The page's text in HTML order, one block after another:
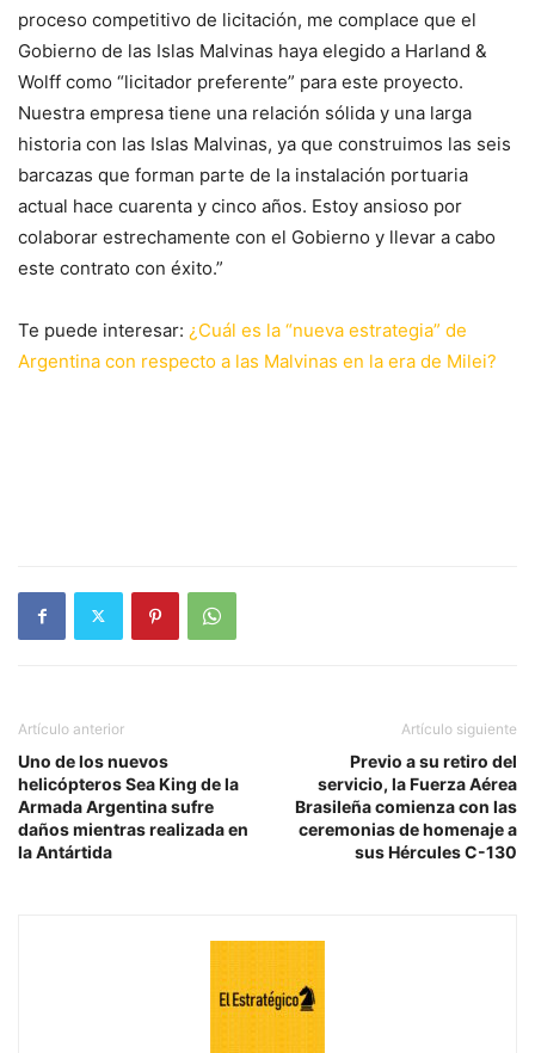
proceso competitivo de licitación, me complace que el
Gobierno de las Islas Malvinas haya elegido a Harland &
Wolff como “licitador preferente” para este proyecto.
Nuestra empresa tiene una relación sólida y una larga
historia con las Islas Malvinas, ya que construimos las seis
barcazas que forman parte de la instalación portuaria
actual hace cuarenta y cinco años. Estoy ansioso por
colaborar estrechamente con el Gobierno y llevar a cabo
este contrato con éxito.”
Te puede interesar: ¿Cuál es la “nueva estrategia” de
Argentina con respecto a las Malvinas en la era de Milei?
Artículo anterior
Uno de los nuevos
helicópteros Sea King de la
Armada Argentina sufre
daños mientras realizada en
la Antártida
Artículo siguiente
Previo a su retiro del
servicio, la Fuerza Aérea
Brasileña comienza con las
ceremonias de homenaje a
sus Hércules C-130